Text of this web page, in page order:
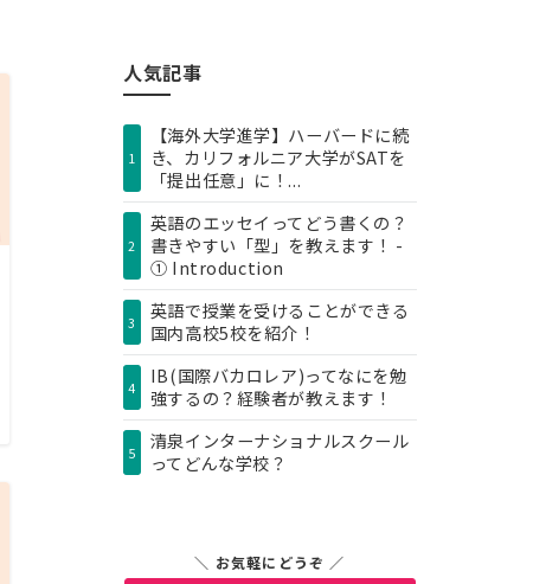
ー
人気記事
1
【海外大学進学】ハーバードに続
き、カリフォルニア大学がSATを
「提出任意」に！...
2
英語のエッセイってどう書くの？
書きやすい「型」を教えます！ -
① Introduction
3
英語で授業を受けることができる
国内高校5校を紹介！
4
IB(国際バカロレア)ってなにを勉
強するの？経験者が教えます！
5
清泉インターナショナルスクール
ってどんな学校？
＼ お気軽にどうぞ ／